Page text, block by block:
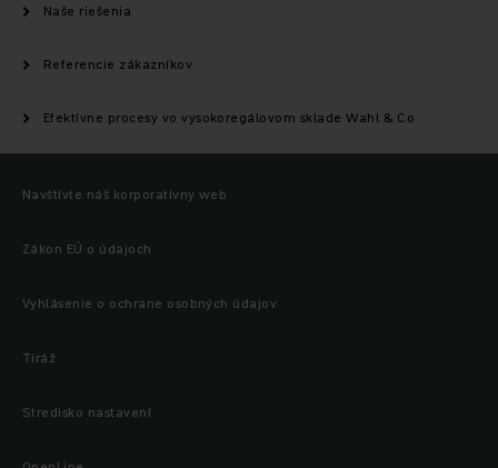
Naše riešenia
Referencie zákazníkov
Efektívne procesy vo vysokoregálovom sklade Wahl & Co
Navštívte náš korporatívny web
Zákon EÚ o údajoch
Vyhlásenie o ochrane osobných údajov
Tiráž
Stredisko nastavení